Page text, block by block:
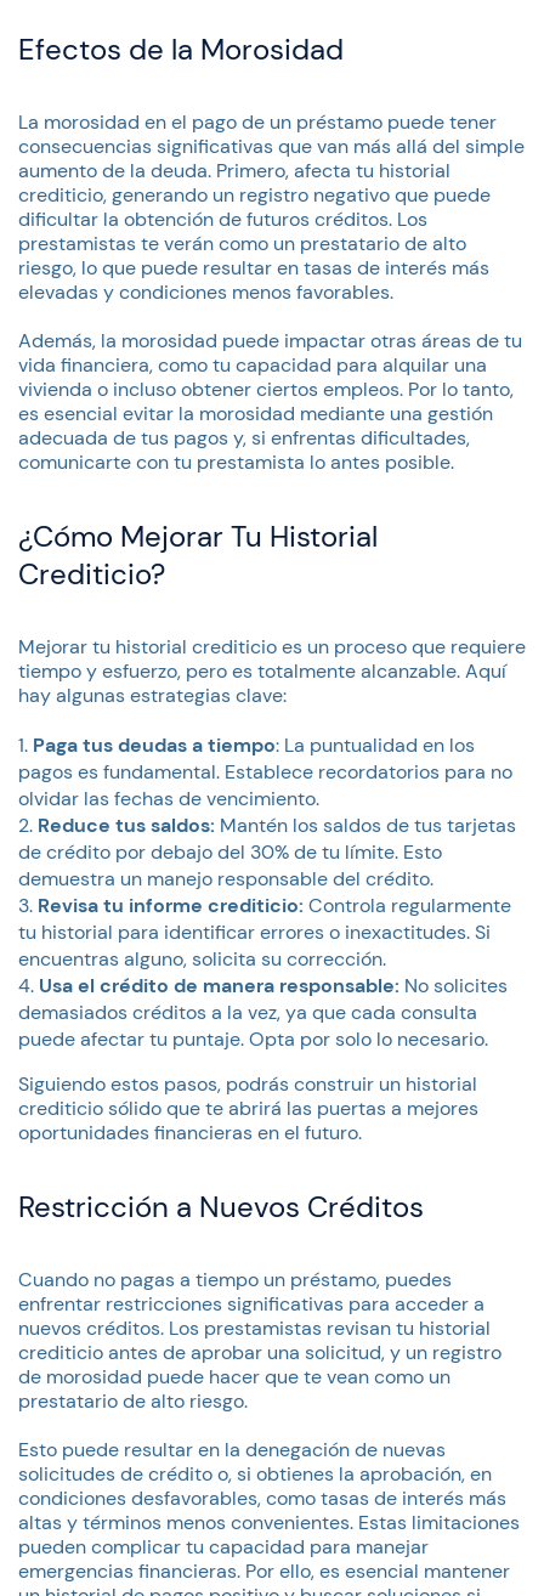
Efectos de la Morosidad
La morosidad en el pago de un préstamo puede tener
consecuencias significativas que van más allá del simple
aumento de la deuda. Primero, afecta tu historial
crediticio, generando un registro negativo que puede
dificultar la obtención de futuros créditos. Los
prestamistas te verán como un prestatario de alto
riesgo, lo que puede resultar en tasas de interés más
elevadas y condiciones menos favorables.
Además, la morosidad puede impactar otras áreas de tu
vida financiera, como tu capacidad para alquilar una
vivienda o incluso obtener ciertos empleos. Por lo tanto,
es esencial evitar la morosidad mediante una gestión
adecuada de tus pagos y, si enfrentas dificultades,
comunicarte con tu prestamista lo antes posible.
¿Cómo Mejorar Tu Historial
Crediticio?
Mejorar tu historial crediticio es un proceso que requiere
tiempo y esfuerzo, pero es totalmente alcanzable. Aquí
hay algunas estrategias clave:
Paga tus deudas a tiempo: La puntualidad en los
pagos es fundamental. Establece recordatorios para no
olvidar las fechas de vencimiento.
Reduce tus saldos: Mantén los saldos de tus tarjetas
de crédito por debajo del 30% de tu límite. Esto
demuestra un manejo responsable del crédito.
Revisa tu informe crediticio: Controla regularmente
tu historial para identificar errores o inexactitudes. Si
encuentras alguno, solicita su corrección.
Usa el crédito de manera responsable: No solicites
demasiados créditos a la vez, ya que cada consulta
puede afectar tu puntaje. Opta por solo lo necesario.
Siguiendo estos pasos, podrás construir un historial
crediticio sólido que te abrirá las puertas a mejores
oportunidades financieras en el futuro.
Restricción a Nuevos Créditos
Cuando no pagas a tiempo un préstamo, puedes
enfrentar restricciones significativas para acceder a
nuevos créditos. Los prestamistas revisan tu historial
crediticio antes de aprobar una solicitud, y un registro
de morosidad puede hacer que te vean como un
prestatario de alto riesgo.
Esto puede resultar en la denegación de nuevas
solicitudes de crédito o, si obtienes la aprobación, en
condiciones desfavorables, como tasas de interés más
altas y términos menos convenientes. Estas limitaciones
pueden complicar tu capacidad para manejar
emergencias financieras. Por ello, es esencial mantener